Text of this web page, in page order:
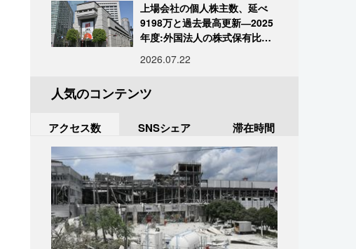
上場会社の個人株主数、延べ
9198万と過去最高更新―2025
年度:外国法人の株式保有比率
2026.07.22
人気のコンテンツ
アクセス数 SNSシェア 滞在時間